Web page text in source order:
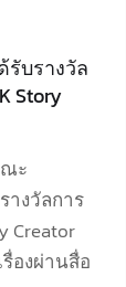
บรางวัล
Story
ะ
างวัลการ
Creator
องผ่านสื่อ